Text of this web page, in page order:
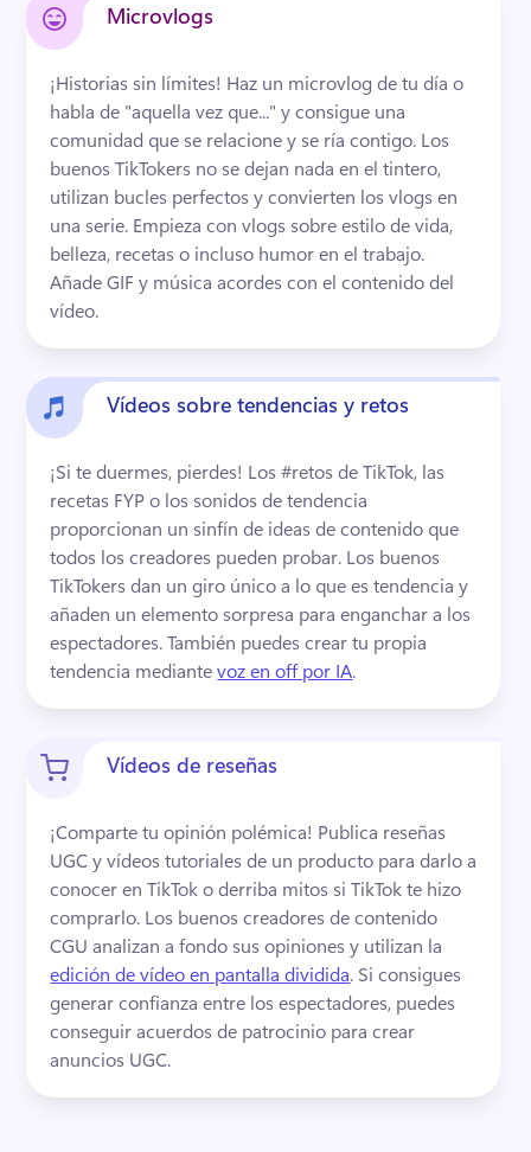
Microvlogs
¡Historias sin límites! Haz un microvlog de tu día o
habla de "aquella vez que..." y consigue una
comunidad que se relacione y se ría contigo. Los
buenos TikTokers no se dejan nada en el tintero,
utilizan bucles perfectos y convierten los vlogs en
una serie. Empieza con vlogs sobre estilo de vida,
Añade GIF y música acordes con el contenido del
vídeo.
Vídeos sobre tendencias y retos
¡Si te duermes, pierdes! Los #retos de TikTok, las
recetas FYP o los sonidos de tendencia
proporcionan un sinfín de ideas de contenido que
todos los creadores pueden probar. Los buenos
TikTokers dan un giro único a lo que es tendencia y
añaden un elemento sorpresa para enganchar a los
espectadores. También puedes crear tu propia
tendencia mediante voz en off por IA.
Vídeos de reseñas
¡Comparte tu opinión polémica! Publica reseñas
UGC y vídeos tutoriales de un producto para darlo a
conocer en TikTok o derriba mitos si TikTok te hizo
comprarlo. Los buenos creadores de contenido
CGU analizan a fondo sus opiniones y utilizan la
edición de vídeo en pantalla dividida. Si consigues
generar confianza entre los espectadores, puedes
conseguir acuerdos de patrocinio para crear
anuncios UGC.